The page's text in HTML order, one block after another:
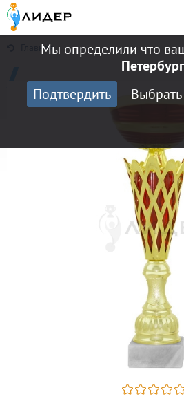
Мы определили что
Петербург
Подтвердить
Главная